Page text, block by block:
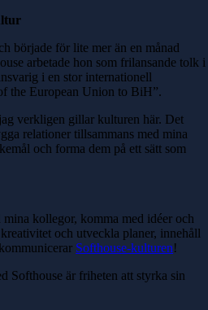
började för lite mer än en månad
arbetade hon som frilansande tolk i
i en stor internationell
the European Union to BiH”.
verkligen gillar kulturen här. Det
relationer tillsammans med mina
och forma dem på ett sätt som
mina kollegor, komma med idéer och
och utveckla planer, innehåll
Softhouse-kulturen!
Softhouse är friheten att styrka sin